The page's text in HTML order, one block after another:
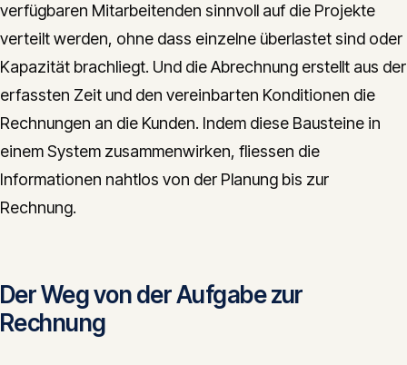
verfügbaren Mitarbeitenden sinnvoll auf die Projekte
verteilt werden, ohne dass einzelne überlastet sind oder
Kapazität brachliegt. Und die Abrechnung erstellt aus der
erfassten Zeit und den vereinbarten Konditionen die
Rechnungen an die Kunden. Indem diese Bausteine in
einem System zusammenwirken, fliessen die
Informationen nahtlos von der Planung bis zur
Rechnung.
Der Weg von der Aufgabe zur
Rechnung